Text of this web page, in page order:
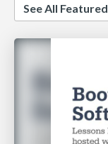
See All Featured